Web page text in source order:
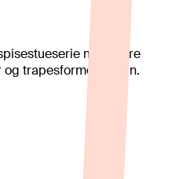
med lekre
trapesformede bein.